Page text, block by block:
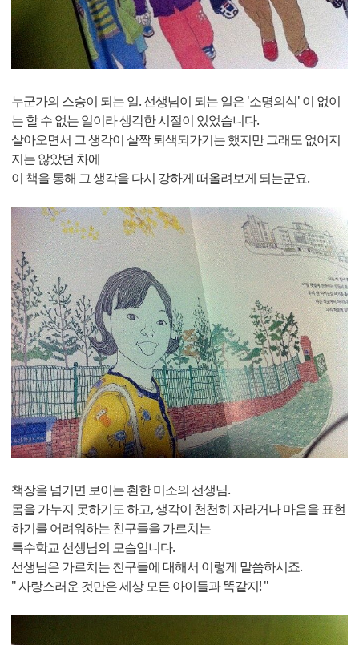
누군가의 스승이 되는 일. 선생님이 되는 일은 '소명의식' 이 없이
는 할 수 없는 일이라 생각한 시절이 있었습니다.
살아오면서 그 생각이 살짝 퇴색되가기는 했지만 그래도 없어지
지는 않았던 차에
이 책을 통해 그 생각을 다시 강하게 떠올려보게 되는군요.
책장을 넘기면 보이는 환한 미소의 선생님.
몸을 가누지 못하기도 하고, 생각이 천천히 자라거나 마음을 표현
하기를 어려워하는 친구들을 가르치는
특수학교 선생님의 모습입니다.
선생님은 가르치는 친구들에 대해서 이렇게 말씀하시죠.
" 사랑스러운 것만은 세상 모든 아이들과 똑같지! "